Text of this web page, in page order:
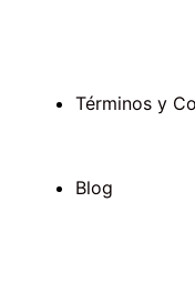
Términos y
Blog